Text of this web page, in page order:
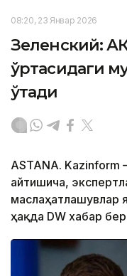
08:20, 23 Январ 2026
Зеленский:
ўртасидаги
ўтади
АSTANА. Kazinform
айтишича,
маслаҳатлашувлар
ҳақда DW хабар